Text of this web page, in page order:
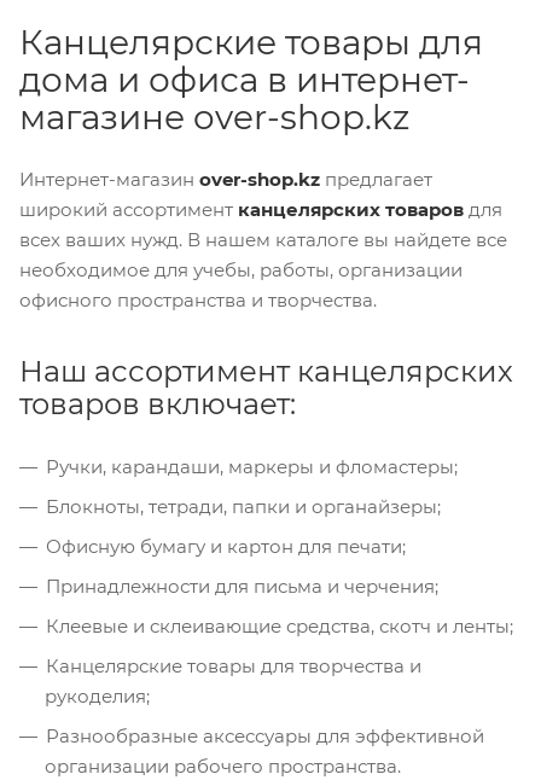
Канцелярские товары для
дома и офиса в интернет-
магазине over-shop.kz
Интернет-магазин over-shop.kz предлагает
широкий ассортимент канцелярских товаров для
всех ваших нужд. В нашем каталоге вы найдете все
необходимое для учебы, работы, организации
офисного пространства и творчества.
Наш ассортимент канцелярских
товаров включает:
Ручки, карандаши, маркеры и фломастеры;
Блокноты, тетради, папки и органайзеры;
Офисную бумагу и картон для печати;
Принадлежности для письма и черчения;
Клеевые и склеивающие средства, скотч и ленты;
Канцелярские товары для творчества и
рукоделия;
Разнообразные аксессуары для эффективной
организации рабочего пространства.